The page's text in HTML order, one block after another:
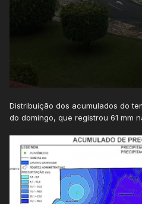
Distribuição dos acumulados do
do domingo, que registrou 61 mm